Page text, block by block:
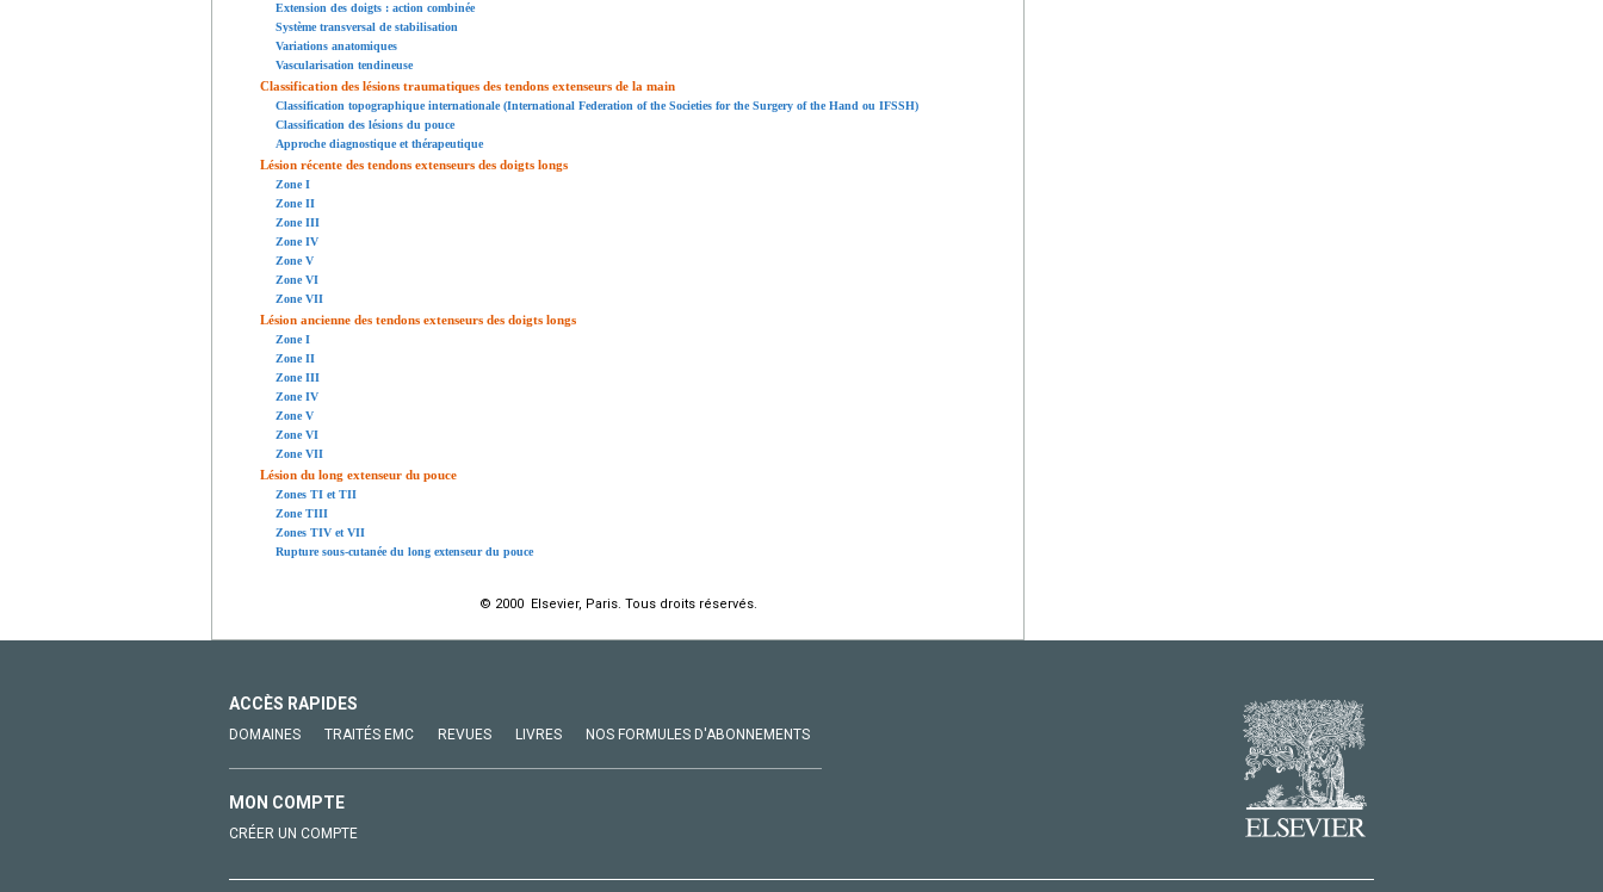
Extension des doigts : action combinée
Système transversal de stabilisation
Variations anatomiques
Vascularisation tendineuse
Classification des lésions traumatiques des tendons extenseurs de la main
Classification topographique internationale (International Federation of the Societies for the Surgery of the Hand ou IFSSH)
Classification des lésions du pouce
Approche diagnostique et thérapeutique
Lésion récente des tendons extenseurs des doigts longs
Zone I
Zone II
Zone III
Zone IV
Zone V
Zone VI
Zone VII
Lésion ancienne des tendons extenseurs des doigts longs
Zone I
Zone II
Zone III
Zone IV
Zone V
Zone VI
Zone VII
Lésion du long extenseur du pouce
Zones TI et TII
Zone TIII
Zones TIV et VII
Rupture sous-cutanée du long extenseur du pouce
© 2000 Elsevier, Paris. Tous droits réservés.
ACCÈS RAPIDES
DOMAINES TRAITÉS EMC REVUES LIVRES NOS FORMULES D'ABONNEMENTS
MON COMPTE
CRÉER UN COMPTE